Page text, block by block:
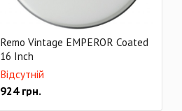
Remo Vintage EMPEROR Coated
16 Inch
Відсутній
924грн.